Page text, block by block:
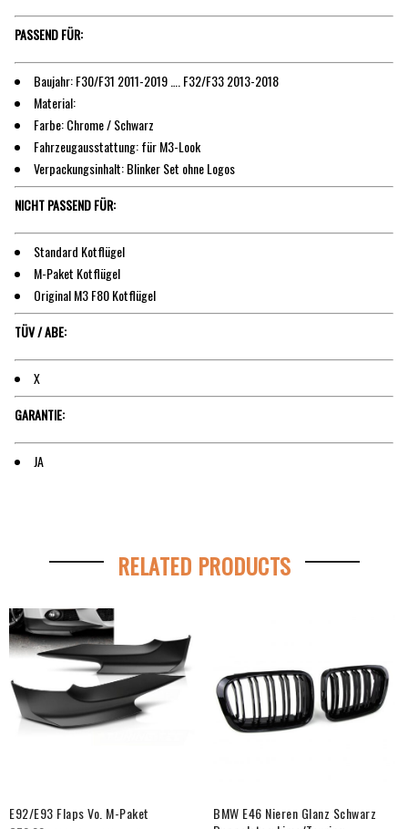
PASSEND FÜR:
Baujahr: F30/F31 2011-2019 …. F32/F33 2013-2018
Material:
Farbe: Chrome / Schwarz
Fahrzeugausstattung: für M3-Look
Verpackungsinhalt: Blinker Set ohne Logos
NICHT PASSEND FÜR:
Standard Kotflügel
M-Paket Kotflügel
Original M3 F80 Kotflügel
TÜV / ABE:
X
GARANTIE:
JA
RELATED PRODUCTS
E92/E93 Flaps Vo. M-Paket
BMW E46 Nieren Glanz Schwarz